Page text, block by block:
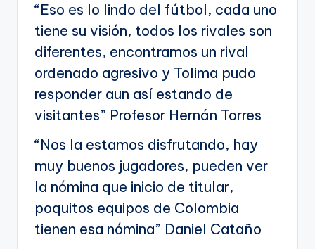
“Eso es lo lindo del fútbol, cada uno
tiene su visión, todos los rivales son
diferentes, encontramos un rival
ordenado agresivo y Tolima pudo
responder aun así estando de
visitantes” Profesor Hernán Torres
“Nos la estamos disfrutando, hay
muy buenos jugadores, pueden ver
la nómina que inicio de titular,
poquitos equipos de Colombia
tienen esa nómina” Daniel Cataño